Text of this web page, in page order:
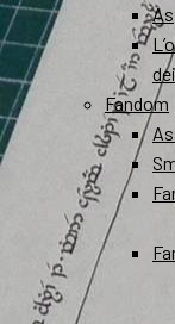
Fandom